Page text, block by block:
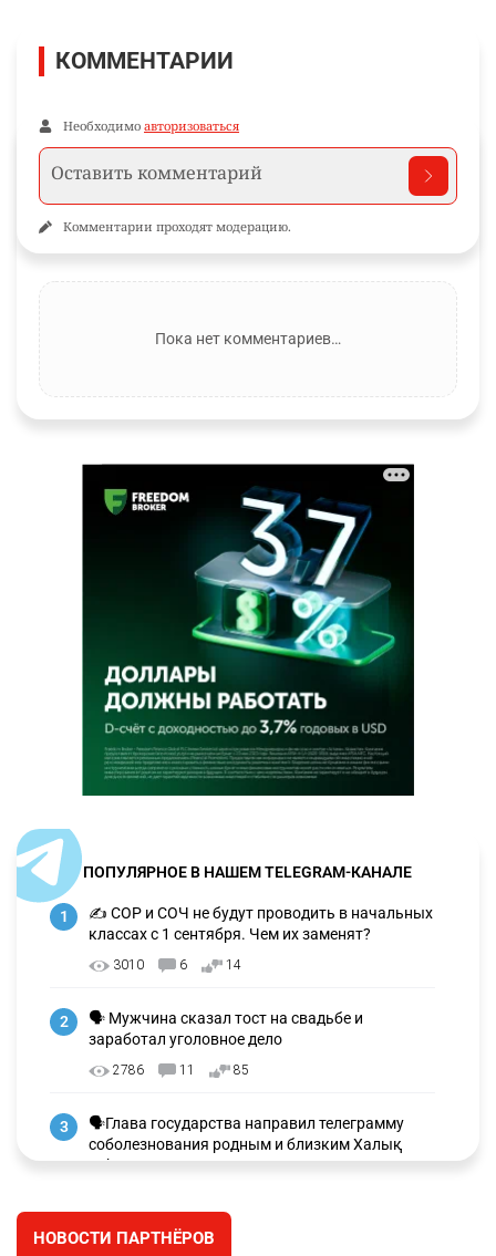
КОММЕНТАРИИ
Необходимо авторизоваться
Комментарии проходят модерацию.
Пока нет комментариев…
ПОПУЛЯРНОЕ В НАШЕМ TELEGRAM-КАНАЛЕ
1
✍️ СОР и СОЧ не будут проводить в начальных
классах с 1 сентября. Чем их заменят?
3010 6 14
2
🗣 Мужчина сказал тост на свадьбе и
заработал уголовное дело
2786 11 85
3
🗣Глава государства направил телеграмму
соболезнования родным и близким Халық
қаһарманы Ивана Гапича
🇫🇷 Клуб ПСЖ объявил об открытии своей
НОВОСТИ ПАРТНЁРОВ